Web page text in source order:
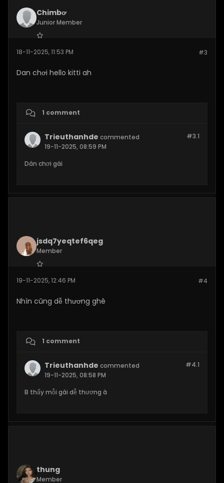
Chimbơ
Junior Member
Posts: 16 #3
18-11-2025, 11:53 PM
Dan chơi hello kitti ah
1 comment
#3.1
Trieuthanhde commented
19-11-2025, 08:59 PM
Dân chơi gái
jsdq7yeqtef6qeg
Member
Posts:78 #4
19-11-2025, 12:46 PM
Nhìn cũng dễ thương ghê
1 comment
#4.1
Trieuthanhde commented
19-11-2025, 08:58 PM
B thấy mỗi gái dễ thương à
thung
Member